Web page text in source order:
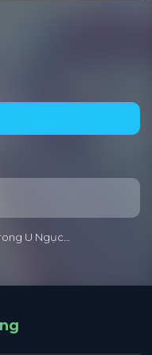
U Ngục…